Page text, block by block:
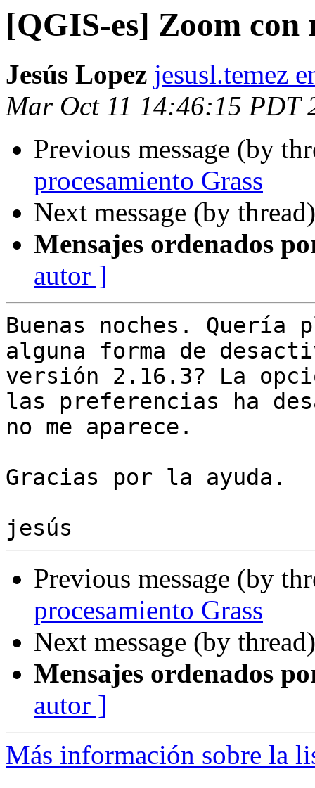
[QGIS-es] Zoom con
Jesús Lopez jesusl.temez
Mar Oct 11 14:46:15 PDT
Previous message (by
procesamiento Grass
Next message (by
Mensajes ordenados
autor ]
Buenas noches. Quería
alguna forma de
versión 2.16.3? La
las preferencias ha
no me aparece.
Gracias por la ayuda.
Previous message (by
procesamiento Grass
Next message (by
Mensajes ordenados
autor ]
Más información sobre la